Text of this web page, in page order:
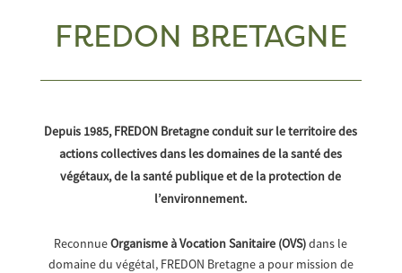
FREDON BRETAGNE
Depuis 1985, FREDON Bretagne conduit sur le territoire des
actions collectives dans les domaines de la santé des
végétaux, de la santé publique et de la protection de
l’environnement.
ReconnueOrganisme à Vocation Sanitaire (OVS)dans le
domaine du végétal, FREDON Bretagne a pour mission de